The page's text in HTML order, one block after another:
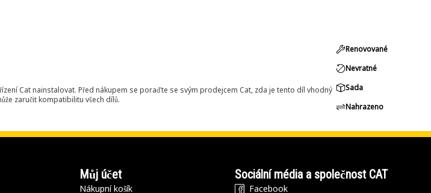
Cat nainstalovat. Před nákupem se poraďte se svým prodejcem Cat, zda je tento díl vhodný
zaručit kompatibilitu všech dílů.
Renovované
Nevratné
Sada
Nahrazeno
Můj účet
Nákupní košík
Sociální média a společnost CAT
Facebook